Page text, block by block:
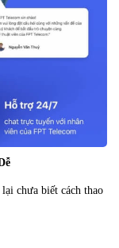
chưa biết cách thao